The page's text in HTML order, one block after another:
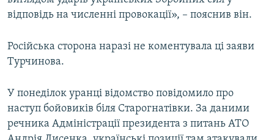
відповідь на численні провокації», – пояснив він.
Російська сторона наразі не коментувала ці заяви
Турчинова.
У понеділок уранці відомство повідомило про
наступ бойовиків біля Старогнатівки. За даними
речника Адміністрації президента з питань АТО